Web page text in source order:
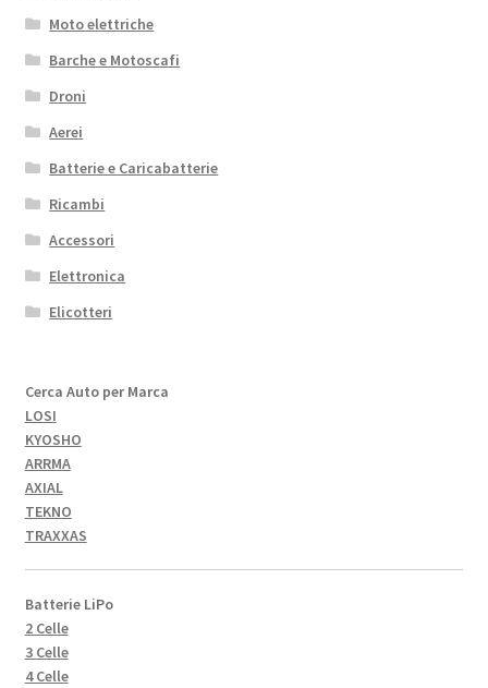
Moto elettriche
Barche e Motoscafi
Droni
Aerei
Batterie e Caricabatterie
Ricambi
Accessori
Elettronica
Elicotteri
Cerca Auto per Marca
LOSI
KYOSHO
ARRMA
AXIAL
TEKNO
TRAXXAS
Batterie LiPo
2 Celle
3 Celle
4 Celle